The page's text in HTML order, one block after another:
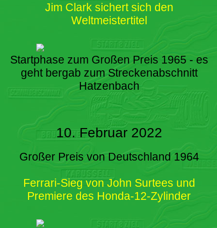
Jim Clark sichert sich den
Weltmeistertitel
Startphase zum Großen Preis 1965 - es
geht bergab zum Streckenabschnitt
Hatzenbach
10. Februar 2022
Großer Preis von Deutschland 1964
Ferrari-Sieg von John Surtees und
Premiere des Honda-12-Zylinder